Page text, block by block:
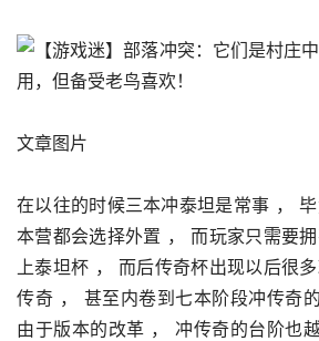
文章图片
在以往的时候三本冲泰坦是常事 ，
本营都会选择外置 ， 而玩家只需要
上泰坦杯 ， 而后传奇杯出现以后很
传奇 ， 甚至内卷到七本阶段冲传奇
由于版本的改革 ， 冲传奇的台阶也